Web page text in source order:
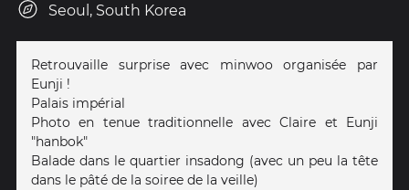
Seoul, South Korea
Retrouvaille surprise avec minwoo organisée par
Eunji !
Palais impérial
Photo en tenue traditionnelle avec Claire et Eunji
"hanbok"
Balade dans le quartier insadong (avec un peu la tête
dans le pâté de la soiree de la veille)